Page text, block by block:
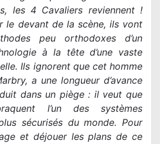
les 4 Cavaliers reviennent !
le devant de la scène, ils vont
peu orthodoxes d’un
à la tête d’une vaste
Ils ignorent que cet homme
a une longueur d’avance
dans un piège : il veut que
l’un des systèmes
sécurisés du monde. Pour
et déjouer les plans de ce